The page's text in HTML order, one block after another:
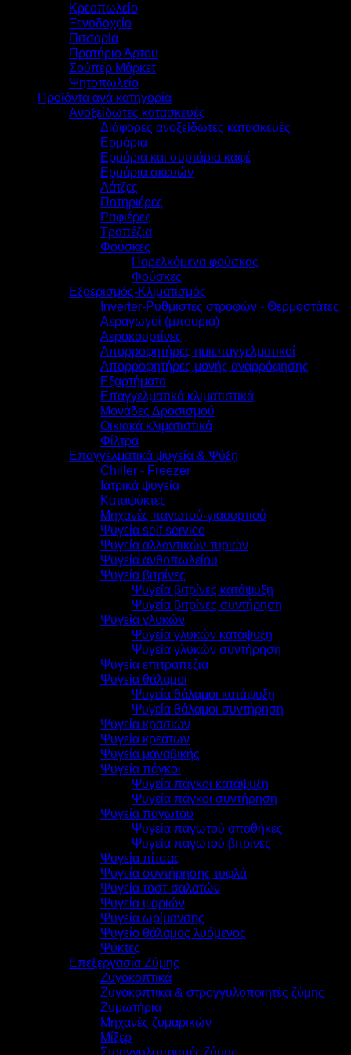
Κρεοπωλείο
Ξενοδοχείο
Πιτσαρία
Πρατήριο Άρτου
Σούπερ Μάρκετ
Ψητοπωλείο
Προϊόντα ανά κατηγορία
Ανοξείδωτες κατασκευές
Διάφορες ανοξείδωτες κατασκευές
Ερμάρια
Ερμάρια και συρτάρια καφέ
Ερμάρια σκευών
Λάτζες
Ποτηριέρες
Ραφιέρες
Τραπέζια
Φούσκες
Παρελκόμενα φούσκας
Φούσκες
Εξαερισμός-Κλιματισμός
Inverter-Ρυθμιστές στροφών - Θερμοστάτες
Αεραγωγοί (μπουριά)
Αεροκουρτίνες
Απορροφητήρες ημιεπαγγελματικοί
Απορροφητήρες μονής αναρρόφησης
Εξαρτήματα
Επαγγελματικά κλιματιστικά
Μονάδες Δροσισμού
Οικιακά κλιματιστικά
Φίλτρα
Επαγγελματικά ψυγεία & Ψύξη
Chiller - Freezer
Ιατρικά ψυγεία
Καταψύκτες
Μηχανές παγωτού-γιαουρτιού
Ψυγεία self service
Ψυγεία αλλαντικών-τυριών
Ψυγεία ανθοπωλείου
Ψυγεία βιτρίνες
Ψυγεία βιτρίνες κατάψυξη
Ψυγεία βιτρίνες συντήρηση
Ψυγεία γλυκών
Ψυγεία γλυκών κατάψυξη
Ψυγεία γλυκών συντήρηση
Ψυγεία επιτραπέζια
Ψυγεία θάλαμοι
Ψυγεία θάλαμοι κατάψυξη
Ψυγεία θάλαμοι συντήρηση
Ψυγεία κρασιών
Ψυγεία κρεάτων
Ψυγεία μαναβικής
Ψυγεία πάγκοι
Ψυγεία πάγκοι κατάψυξη
Ψυγεία πάγκοι συντήρηση
Ψυγεία παγωτού
Ψυγεία παγωτού αποθήκες
Ψυγεία παγωτού βιτρίνες
Ψυγεία πίτσας
Ψυγεία συντήρησης τυφλά
Ψυγεία τοστ-σαλατών
Ψυγεία ψαριών
Ψυγεία ωρίμανσης
Ψυγείο θάλαμος λυόμενος
Ψύκτες
Επεξεργασία Ζύμης
Ζυγοκοπτικά
Ζυγοκοπτικά & στρογγυλοποιητές ζύμης
Ζυμωτήρια
Μηχανές ζυμαρικών
Μίξερ
Στρογγυλοποιητές ζύμης